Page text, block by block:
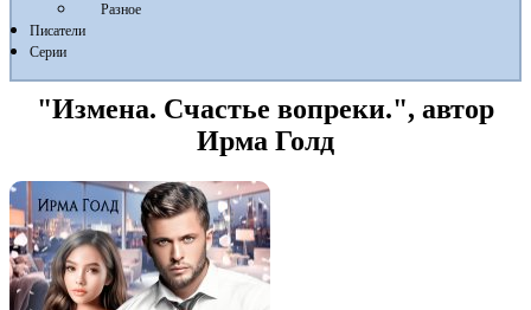
Разное
Писатели
Серии
"Измена. Счастье вопреки.", автор
Ирма Голд